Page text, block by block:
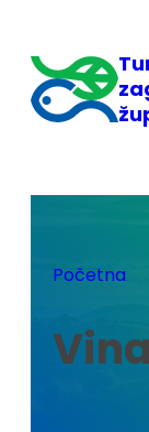
sadržaja
Početna